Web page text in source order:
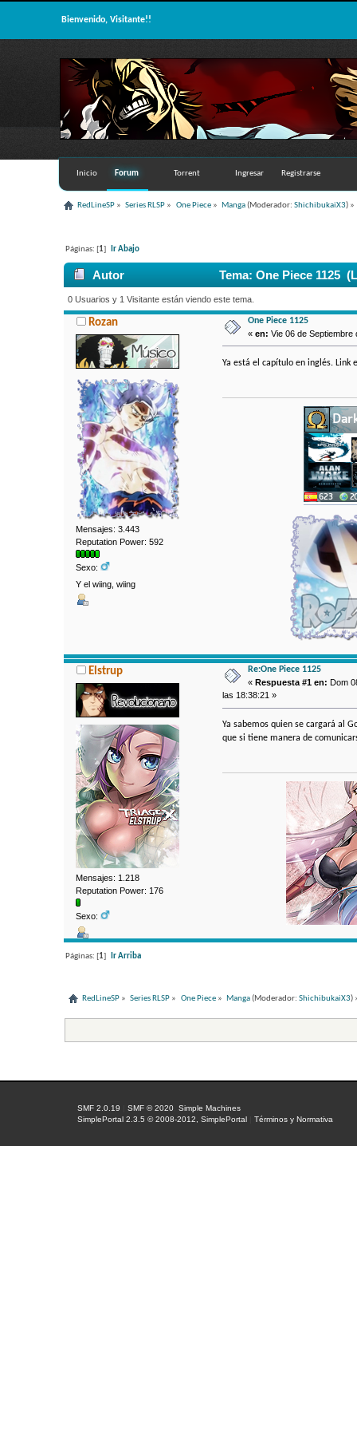
Bienvenido, Visitante!!
Inicio Forum Torrent Ingresar Registrarse
RedLineSP » Series RLSP » One Piece» Manga(Moderador:ShichibukaiX3) »
Páginas: [ 1] Ir Abajo
Autor Tema: One Piece 1125
0 Usuarios y 1 Visitante están viendo este tema.
Rozan
Mensajes: 3.443
Reputation Power: 592
Sexo:
Y el wiing, wiing
One Piece 1125
«en: Vie 06 de Septiembre
Ya está el capítulo en inglés. Link
Elstrup
Mensajes: 1.218
Reputation Power: 176
Sexo:
Re:One Piece 1125
«Respuesta #1 en: Dom
las 18:38:21 »
Ya sabemos quien se cargará al
que si tiene manera de
Páginas: [1] Ir Arriba
RedLineSP » Series RLSP » One Piece» Manga(Moderador:ShichibukaiX3)
SMF 2.0.19 |SMF © 2020 ,Simple Machines
SimplePortal 2.3.5 © 2008-2012, SimplePortal
|Términos y Normativa